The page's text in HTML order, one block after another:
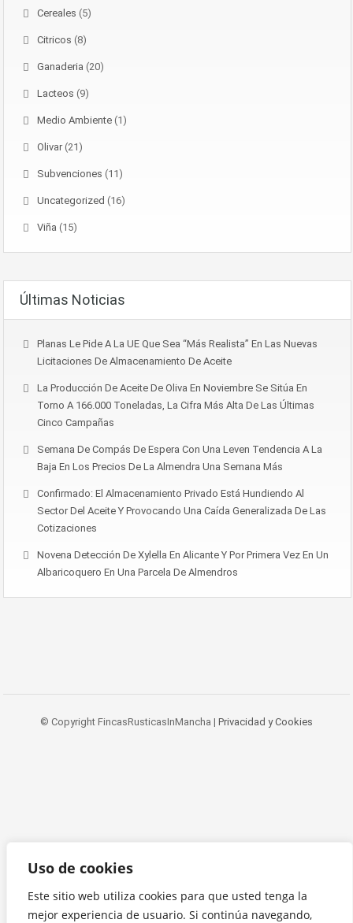
Uso de cookies
Este sitio web utiliza cookies para que usted tenga la
mejor experiencia de usuario. Si continúa navegando,
Cereales (5)
Citricos (8)
Ganaderia (20)
Lacteos (9)
Medio Ambiente (1)
Olivar(21)
Subvenciones (11)
Uncategorized (16)
Viña (15)
Últimas Noticias
Planas Le Pide A La UE Que Sea “más Realista” En Las Nuevas
Licitaciones De Almacenamiento De Aceite
La Producción De Aceite De Oliva En Noviembre Se Sitúa En
Torno A 166.000 Toneladas, La Cifra Más Alta De Las Últimas
Cinco Campañas
Semana De Compás De Espera Con Una Leven Tendencia A La
Baja En Los Precios De La Almendra Una Semana Más
Confirmado: El Almacenamiento Privado Está Hundiendo Al
Sector Del Aceite Y Provocando Una Caída Generalizada De Las
Cotizaciones
Novena Detección De Xylella En Alicante Y Por Primera Vez En Un
Albaricoquero En Una Parcela De Almendros
© Copyright FincasRusticasInMancha | Privacidad y Cookies